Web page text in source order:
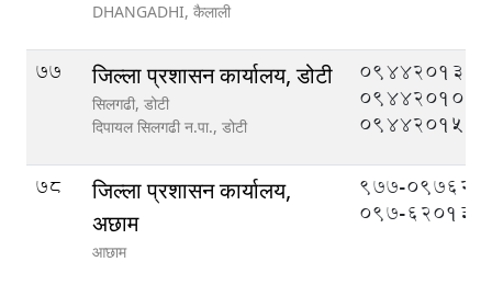
DHANGADHI, कैलाली
77 जिल्ला प्रशासन कार्यालय, डोटी
सिलगढी, डोटी
दिपायल सिलगढी न.पा., डोटी
094420133,
094420108,
094420151
78
जिल्ला प्रशासन कार्यालय,
अछाम
आछाम
977-
097-620133